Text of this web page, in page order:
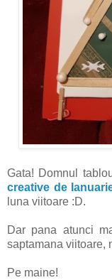
Gata! Domnul
creative de
luna viitoare :D.
Dar pana atunci
saptamana viitoare,
Pe maine!